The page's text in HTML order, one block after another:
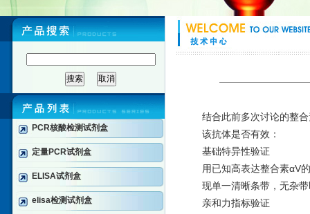
PCR核酸检测试剂盒
定量PCR试剂盒
ELISA试剂盒
elisa检测试剂盒
结合此前多次讨论的整
该抗体是否有效：
‌基础特异性验证‌
用已知高表达整合素αV
现单一清晰条带，无杂
‌亲和力指标验证‌